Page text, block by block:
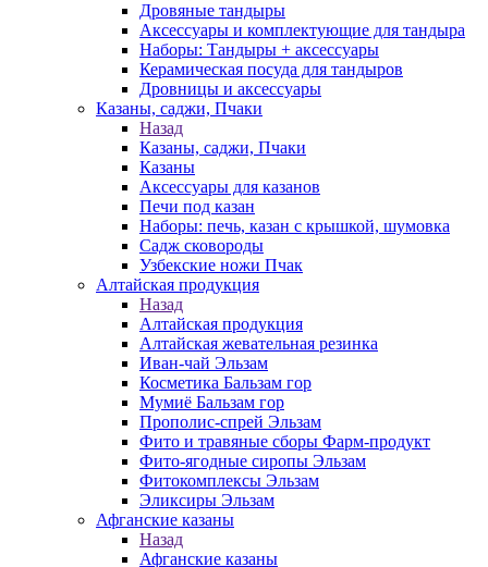
Дровяные тандыры
Аксессуары и комплектующие для тандыра
Наборы: Тандыры + аксессуары
Керамическая посуда для тандыров
Дровницы и аксессуары
Казаны, саджи, Пчаки
Назад
Казаны, саджи, Пчаки
Казаны
Аксессуары для казанов
Печи под казан
Наборы: печь, казан с крышкой, шумовка
Садж сковороды
Узбекские ножи Пчак
Алтайская продукция
Назад
Алтайская продукция
Алтайская жевательная резинка
Иван-чай Эльзам
Косметика Бальзам гор
Мумиё Бальзам гор
Прополис-спрей Эльзам
Фито и травяные сборы Фарм-продукт
Фито-ягодные сиропы Эльзам
Фитокомплексы Эльзам
Эликсиры Эльзам
Афганские казаны
Назад
Афганские казаны